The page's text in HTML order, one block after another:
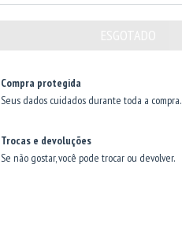
Compra protegida
Seus dados cuidados durante toda a compra.
Trocas e devoluções
Se não gostar, você pode trocar ou devolver.